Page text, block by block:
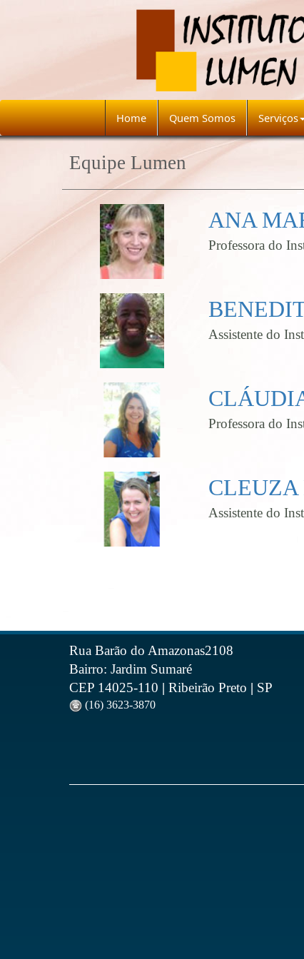
Home Quem Somos Serviços
Equipe Lumen
ANA
Professora do
Assistente do
Professora do
CLEUZA
Assistente do
Rua Barão do Amazonas2108
Bairro: Jardim Sumaré
CEP 14025-110 | Ribeirão Preto | SP
(16) 3623-3870